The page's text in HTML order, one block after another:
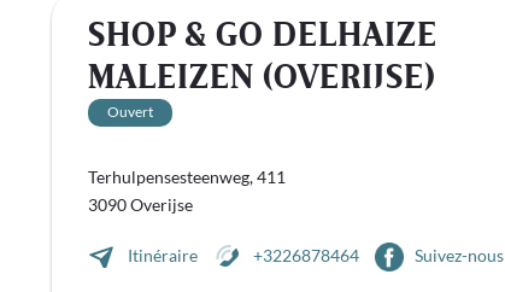
SHOP & GO DELHAIZE
MALEIZEN (OVERIJSE)
Ouvert
Terhulpensesteenweg, 411
3090 Overijse
Itinéraire +3226878464 Suivez-nous